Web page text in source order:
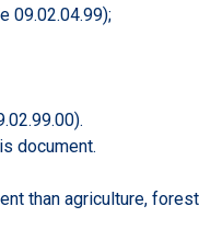
09.02.04.99);
document.
than agriculture,